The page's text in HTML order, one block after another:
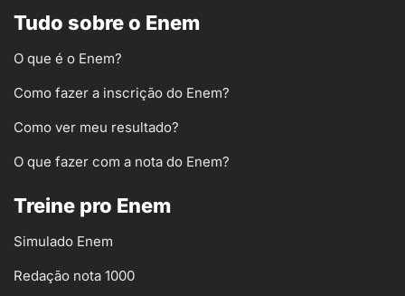
Tudo sobre o Enem
O que é o Enem?
Como fazer a inscrição do Enem?
Como ver meu resultado?
O que fazer com a nota do Enem?
Treine pro Enem
Simulado Enem
Redação nota 1000